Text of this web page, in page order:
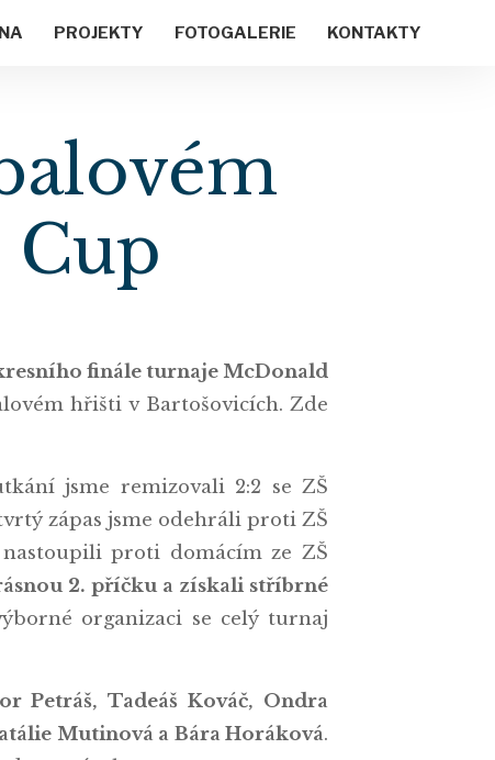
PROJEKTY FOTOGALERIE KONTAKTY
Cup
finále turnaje McDonald
hřišti v Bartošovicích. Zde
jsme remizovali 2:2 se ZŠ
zápas jsme odehráli proti ZŠ
proti domácím ze ZŠ
2. příčku a získali stříbrné
organizaci se celý turnaj
Petráš, Tadeáš Kováč, Ondra
Mutinová a Bára Horáková.